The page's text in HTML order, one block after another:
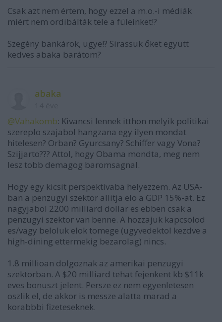
Csak azt nem értem, hogy ezzel a m.o.-i médiák
miért nem ordibálták tele a füleinket!?
Szegény bankárok, ugye!? Sirassuk őket együtt
kedves abaka barátom?
abaka
@Vahakomb: Kivancsi lennek itthon melyik politikai
szereplo szajabol hangzana egy ilyen mondat
hitelesen? Orban? Gyurcsany? Schiffer vagy Vona?
Szijjarto??? Attol, hogy Obama mondta, meg nem
lesz tobb demagog baromsagnal.
Hogy egy kicsit perspektivaba helyezzem. Az USA-
ban a penzugyi szektor allitja elo a GDP 15%-at. Ez
nagyjabol 2200 milliard dollar es ebben csak a
penzugyi szektor van benne. A hozzajuk kapcsolod
es/vagy beloluk elok tomege (ugyvedektol kezdve a
high-dining ettermekig bezarolag) nincs.
1.8 millioan dolgoznak az amerikai penzugyi
szektorban. A $20 milliard tehat fejenkent kb $11k
eves bonuszt jelent. Persze ez nem egyenletesen
oszlik el, de akkor is messze alatta marad a
korabbbi fizeteseknek.